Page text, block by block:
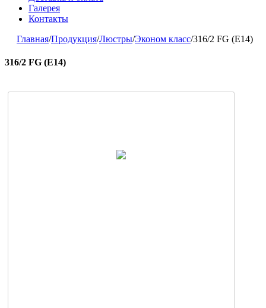
Галерея
Контакты
Главная/Продукция/Люстры/Эконом класс/316/2 FG (E14)
316/2 FG (E14)